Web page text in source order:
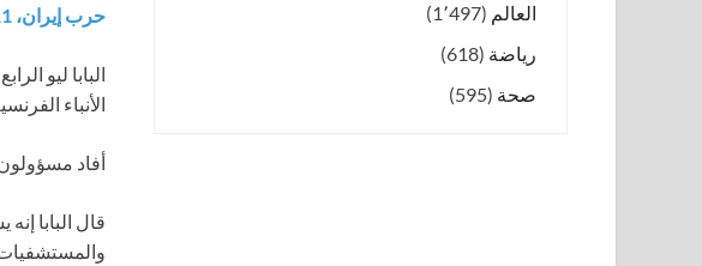
حرب إيران، 11 يوماً: السيطرة الأمريكية على الأجواء وارتفاع أسعار النفط والقليم يستعد لما هو قادم
البابا ليو
الأنباء
أفاد
قال البابا
العالم (1٬497)
رياضة (618)
صحة (595)